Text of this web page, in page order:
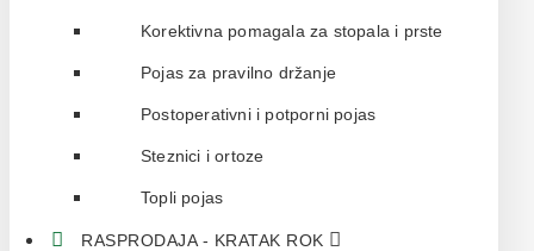
Korektivna pomagala za stopala i prste
Pojas za pravilno držanje
Postoperativni i potporni pojas
Steznici i ortoze
Topli pojas
RASPRODAJA - KRATAK ROK